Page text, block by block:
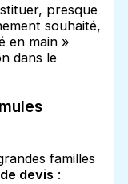
presque
souhaité,
en main »
dans le
familles
devis :